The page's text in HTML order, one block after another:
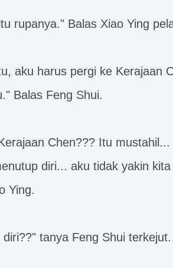
rupanya." Balas Xiao Ying
aku harus pergi ke Kerajaan
Balas Feng Shui.
Chen??? Itu
diri... aku tidak yakin
Ying.
tanya Feng Shui terkejut.